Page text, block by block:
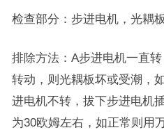
检查部分：步进电机，光耦
排除方法：A步进电机一直
转动，则光耦板坏或受潮，
进电机不转，拔下步进电机
为30欧姆左右，如正常则用